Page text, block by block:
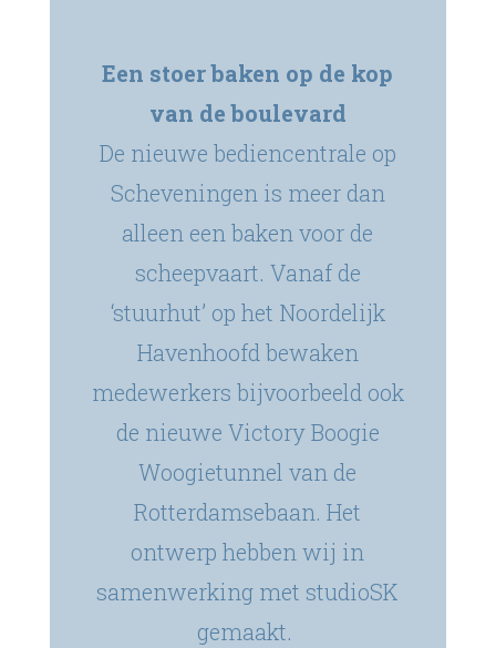
Een stoer baken op de kop
van de boulevard
De nieuwe bediencentrale op
Scheveningen is meer dan
alleen een baken voor de
scheepvaart. Vanaf de
‘stuurhut’ op het Noordelijk
Havenhoofd bewaken
medewerkers bijvoorbeeld ook
de nieuwe Victory Boogie
Woogietunnel van de
Rotterdamsebaan. Het
ontwerp hebben wij in
samenwerking met studioSK
gemaakt.